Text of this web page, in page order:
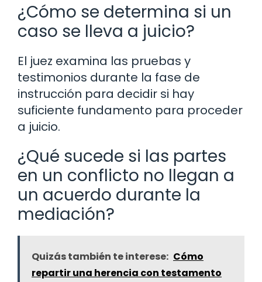
¿Cómo se determina si un
caso se lleva a juicio?
El juez examina las pruebas y
testimonios durante la fase de
instrucción para decidir si hay
suficiente fundamento para proceder
a juicio.
¿Qué sucede si las partes
en un conflicto no llegan a
un acuerdo durante la
mediación?
Quizás también te interese: Cómo
repartir una herencia con testamento